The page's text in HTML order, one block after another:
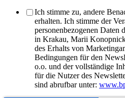
Ich stimme zu, andere
erhalten. Ich stimme der
personenbezogenen Daten
in Krakau, Marii
des Erhalts von
Bedingungen für den
o.o. und der vollständige
für die Nutzer des
sind abrufbar unter: